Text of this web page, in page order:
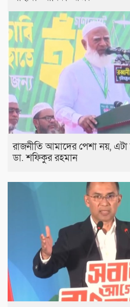
রাজনীতি আমাদের পেশা নয়, এটা
ডা. শফিকুর রহমান